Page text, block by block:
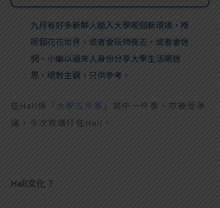
九月有好多新鮮人踏入大學呢個新環境，喺
呢個花花世界，或者會玩物喪志，或者會迷
惘。小編以過來人身份分享大學生活嘅迷
思，絕對主觀，只供參考。
住Hall係「 大學五件事 」其中一件事，亦被受爭
議，今次就講吓住Hall。
Hall文化？